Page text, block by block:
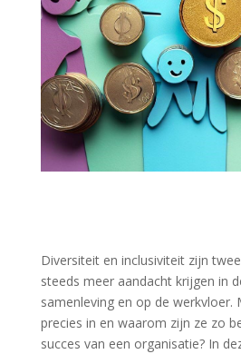
Diversiteit en inclusiviteit zijn
steeds meer aandacht krijgen in
samenleving en op de werkvloer.
precies in en waarom zijn ze zo
succes van een organisatie? In